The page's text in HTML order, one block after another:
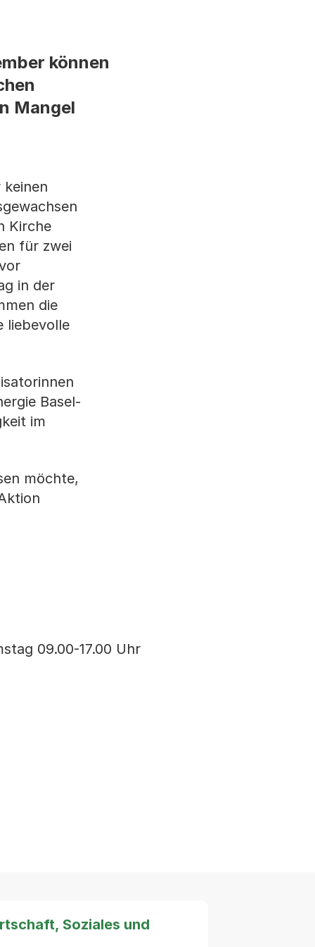
können
Mangel
Kirche
für zwei
in der
die
liebevolle
Basel-
im
möchte,
09.00-17.00 Uhr
Soziales und